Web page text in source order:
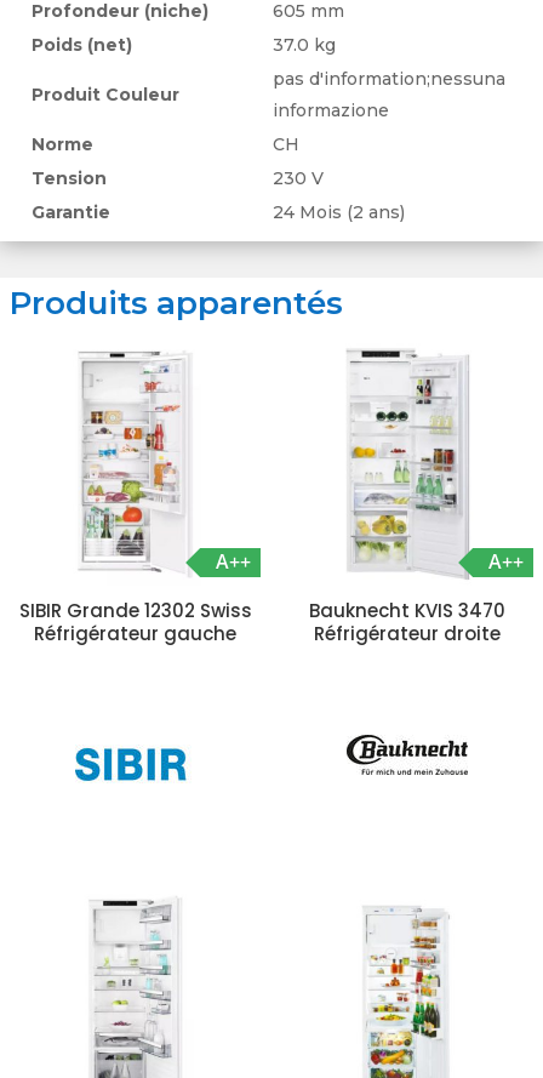
Rayonnage dans la porte et/ou bac 4
Compartiments de rangement dans la partie
réfrig. 3
dont réglables 2
Bacs dans la partie réfrigération 2
Batterie froid 1
Profondeur (niche)
605 mm
Poids (net)
37.0 kg
Produit Couleur
pas d'information;nessuna
informazione
Norme
CH
Tension
230 V
Garantie
24 Mois (2 ans)
Produits apparentés
A++
SIBIR Grande 12302 Swiss
Réfrigérateur gauche
A++
Bauknecht KVIS 3470
Réfrigérateur droite